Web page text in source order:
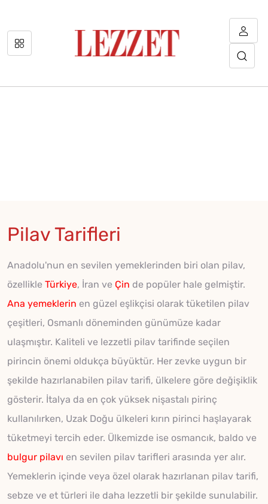
Pilav Tarifleri
Anadolu'nun en sevilen yemeklerinden biri olan pilav,
özellikle Türkiye, İran ve Çin de popüler hale gelmiştir.
Ana yemeklerin en güzel eşlikçisi olarak tüketilen pilav
çeşitleri, Osmanlı döneminden günümüze kadar
ulaşmıştır. Kaliteli ve lezzetli pilav tarifinde seçilen
pirincin önemi oldukça büyüktür. Her zevke uygun bir
şekilde hazırlanabilen pilav tarifi, ülkelere göre değişiklik
gösterir. İtalya da en çok yüksek nişastalı pirinç
kullanılırken, Uzak Doğu ülkeleri kırın pirinci haşlayarak
tüketmeyi tercih eder. Ülkemizde ise osmancık, baldo ve
bulgur pilavı en sevilen pilav tarifleri arasında yer alır.
Yemeklerin içinde veya özel olarak hazırlanan pilav tarifi,
sebze ve et türleri ile daha lezzetli bir şekilde sunulabilir.